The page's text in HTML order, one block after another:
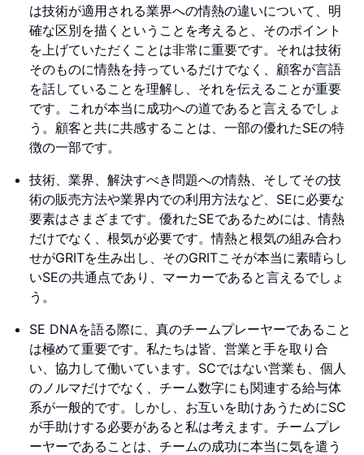
は技術が適用される業界への情熱の違いについて、明
確な区別を描くということを考えると、そのポイント
を上げていただくことは非常に重要です。それは技術
そのものに情熱を持っているだけでなく、顧客が言語
を話していることを理解し、それを伝えることが重要
です。これが本当に成功への道であると言えるでしょ
う。顧客と共に共感することは、一部の優れたSEの特
徴の一部です。
技術、業界、解決すべき問題への情熱、そしてその技
術の販売方法や業界内での利用方法など、SEに必要な
要素はさまざまです。優れたSEであるためには、情熱
だけでなく、根気が必要です。情熱と根気の組み合わ
せがGRITを生み出し、そのGRITこそが本当に素晴らし
いSEの共通点であり、マーカーであると言えるでしょ
う。
SE DNAを語る際に、真のチームプレーヤーであること
は極めて重要です。私たちは皆、営業と手を取り合
い、協力して働いています。SCではない営業も、個人
のノルマだけでなく、チーム数字にも関連する給与体
系が一般的です。しかし、お互いを助けあうためにSC
が手助けする必要があると私は考えます。チームプレ
ーヤーであることは、チームの成功に本当に気を遣う